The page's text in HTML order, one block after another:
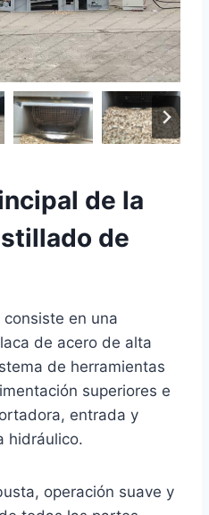
de la
de
en una
de acero de alta
de herramientas
superiores e
entrada y
hidráulico.
operación suave y